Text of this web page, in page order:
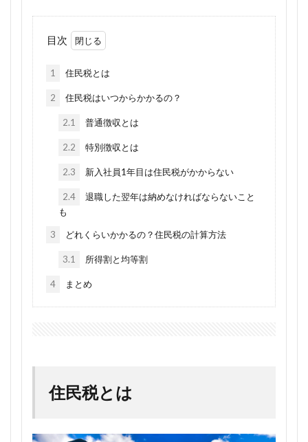
目次
1 住民税とは
2 住民税はいつからかかるの？
2.1 普通徴収とは
2.2 特別徴収とは
2.3 新入社員1年目は住民税がかからない
2.4
退職した翌年は納めなければならないこと
も
3 どれくらいかかるの？住民税の計算方法
3.1 所得割と均等割
4 まとめ
住民税とは